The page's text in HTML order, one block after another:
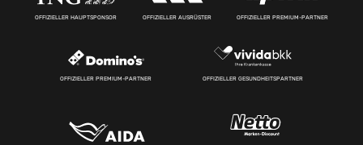
OFFIZIELLER HAUPTSPONSOR OFFIZIELLER AUSRÜSTER OFFIZIELLER PREMIUM-PARTNER
OFFIZIELLER PREMIUM-PARTNER OFFIZIELLER GESUNDHEITSPARTNER